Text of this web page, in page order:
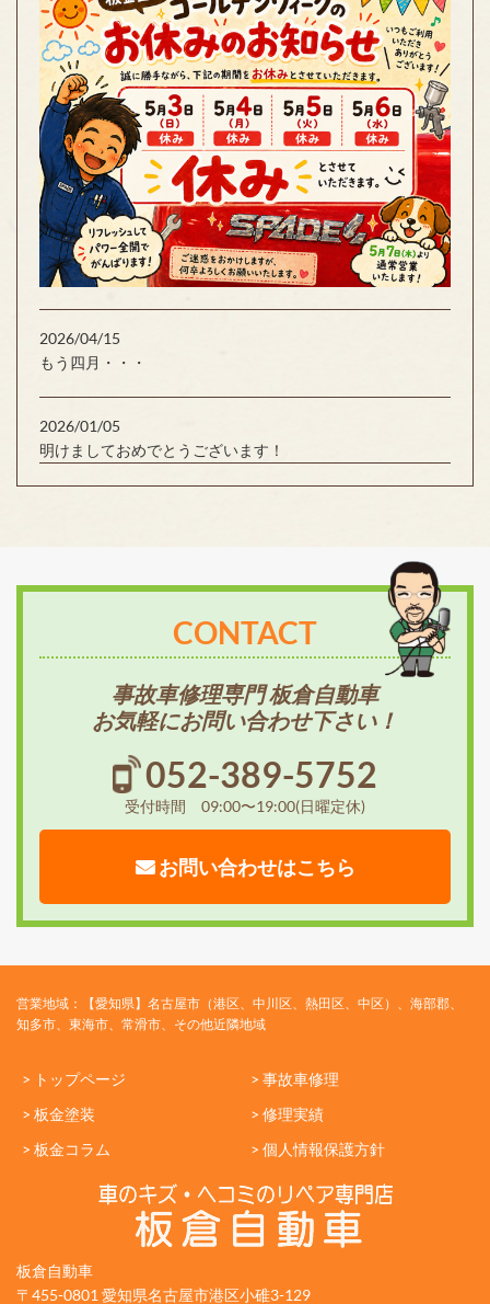
2026/04/15
もう四月・・・
2026/01/05
明けましておめでとうございます！
CONTACT
事故車修理専門 板倉自動車
お気軽にお問い合わせ下さい！
052-389-5752
受付時間 09:00〜19:00(日曜定休)
お問い合わせはこちら
営業地域：【愛知県】名古屋市（港区、中川区、熱田区、中区）、海部郡、
知多市、東海市、常滑市、その他近隣地域
> トップページ
> 事故車修理
> 板金塗装
> 修理実績
> 板金コラム
> 個人情報保護方針
板倉自動車
〒455-0801 愛知県名古屋市港区小碓3-129